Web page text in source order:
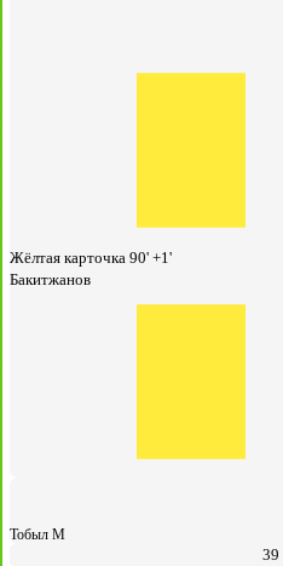
Жёлтая карточка 90' +1'
Бакитжанов
Тобыл М
39